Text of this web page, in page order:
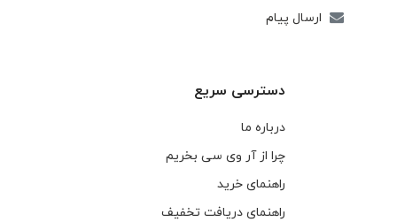
ارسال پیام
دسترسی سریع
درباره ما
چرا از آر وی سی بخریم
راهنمای خرید
راهنمای دریافت تخفیف